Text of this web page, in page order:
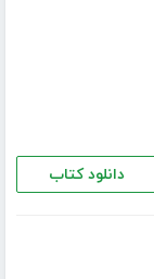
دانلود کتاب